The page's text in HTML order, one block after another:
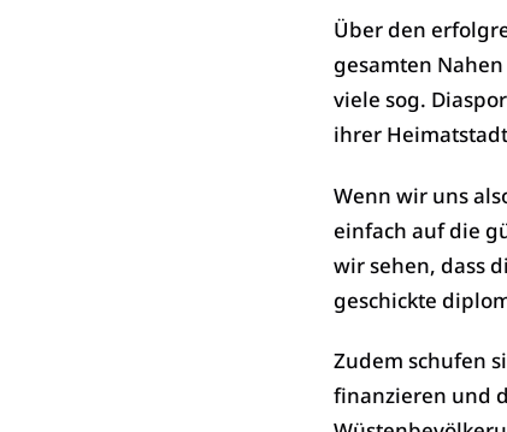
Über den
gesamten
viele sog.
ihrer
Wenn wir uns
einfach auf die
wir sehen, dass
geschickte
Zudem schufen
finanzieren und